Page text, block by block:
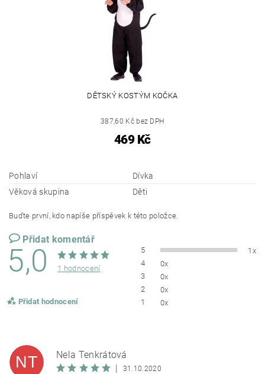
DĚTSKÝ KOSTÝM KOČKA
387,60 Kč bez DPH
469 Kč
Pohlaví
Dívka
Věková skupina
Děti
Buďte první, kdo napíše příspěvek k této položce.
Přidat komentář
5,0 1 hodnocení
Přidat hodnocení
5
1x
4
0x
3
0x
2
0x
1
0x
NT
Nela Tenkrátová
31.10.2020